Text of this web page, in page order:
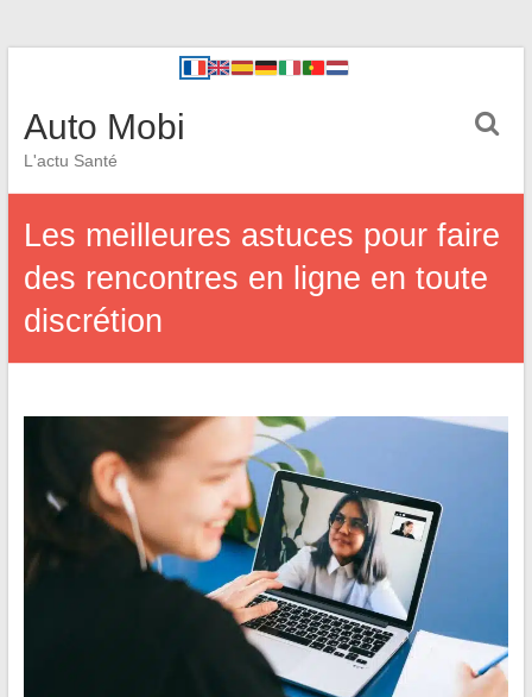
Auto Mobi
L'actu Santé
Les meilleures astuces pour faire
des rencontres en ligne en toute
discrétion